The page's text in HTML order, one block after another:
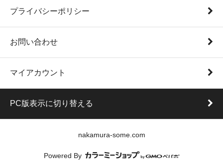
プライバシーポリシー
お問い合わせ
マイアカウント
PC版表示に切り替える
nakamura-some.com
Powered By